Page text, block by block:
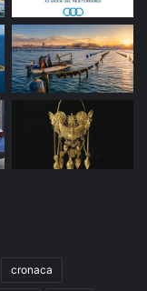
cronaca